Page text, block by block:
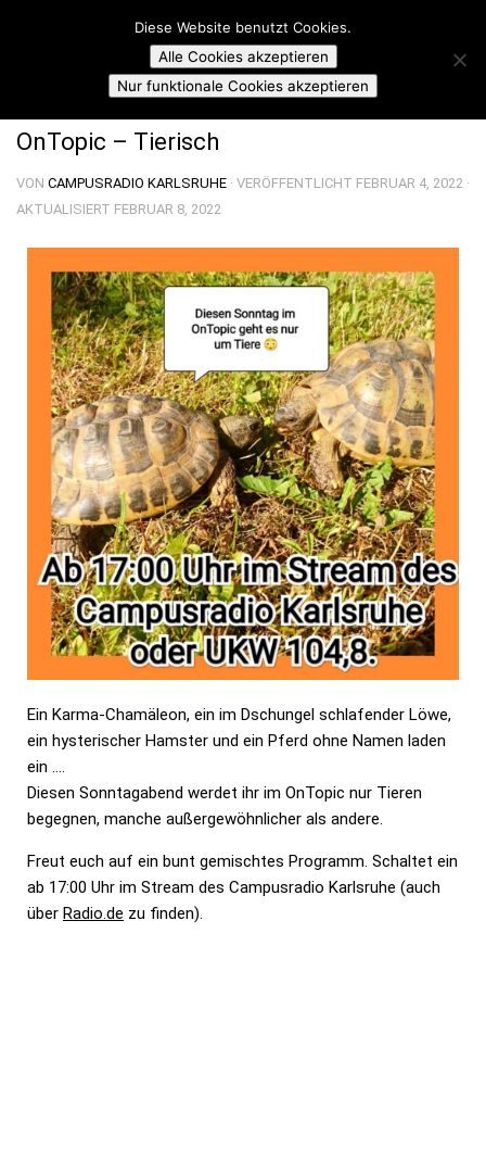
Skip to content
Campusradio Karlsruhe
ON TOPIC SUNDAY
OnTopic – Tierisch
VON CAMPUSRADIO KARLSRUHE · VERÖFFENTLICHT FEBRUAR 4, 2022 ·
AKTUALISIERT FEBRUAR 8, 2022
Ein Karma-Chamäleon, ein im Dschungel schlafender Löwe,
ein hysterischer Hamster und ein Pferd ohne Namen laden
ein ….
Diesen Sonntagabend werdet ihr im OnTopic nur Tieren
begegnen, manche außergewöhnlicher als andere.
Freut euch auf ein bunt gemischtes Programm. Schaltet ein
ab 17:00 Uhr im Stream des Campusradio Karlsruhe (auch
über Radio.de zu finden).
Diese Website benutzt Cookies.
Alle Cookies akzeptieren
Nur funktionale Cookies akzeptieren